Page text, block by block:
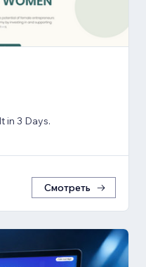
in 3 Days.
Смотреть